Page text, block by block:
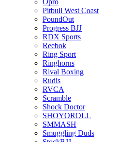
Opro
Pitbull West Coast
PoundOut
Progress BJJ
RDX Sports
Reebok
Ring Sport
Ringhorns
Rival Boxing
Rudis
RVCA
Scramble
Shock Doctor
SHOYOROLL
SMMASH
Smuggling Duds